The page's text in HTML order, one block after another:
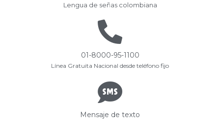
Lengua de señas colombiana
01-8000-95-1100
Línea Gratuita Nacional desde teléfono fijo
Mensaje de texto